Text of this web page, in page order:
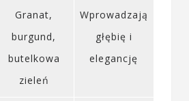
Granat,
burgund,
butelkowa
zieleń
Wprowadzają
głębię i
elegancję